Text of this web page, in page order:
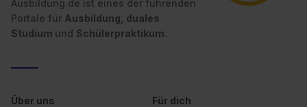
Wirkung für die Zukunft ganz oder teilweise über unsere
Datenschutzerklärung unter dem Punkt „Datenschutz-
Einstellungen“ widerrufen. Weitere Informationen zu den
Ausbildung.de ist eines der führenden
Portale für Ausbildung, duales
Studium und Schülerpraktikum.
Über uns
Für dich